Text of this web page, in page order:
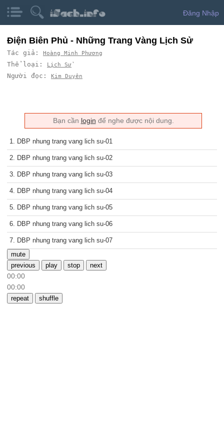
Đăng Nhập
Điện Biên Phủ - Những Trang Vàng Lịch Sử
Tác giả: Hoàng Minh Phương
Thể loại: Lịch Sử
Người đọc: Kim Duyên
Bạn cần login để nghe được nội dung.
1. DBP nhung trang vang lich su-01
2. DBP nhung trang vang lich su-02
3. DBP nhung trang vang lich su-03
4. DBP nhung trang vang lich su-04
5. DBP nhung trang vang lich su-05
6. DBP nhung trang vang lich su-06
7. DBP nhung trang vang lich su-07
mute
previous
play stop next
00:00
00:00
repeat shuffle